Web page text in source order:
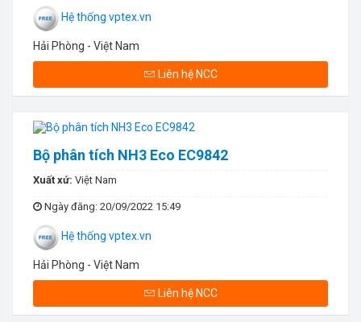
Hệ thống vptex.vn
Hải Phòng - Việt Nam
Liên hệ NCC
Bộ phân tích NH3 Eco EC9842
Xuất xứ: Việt Nam
Ngày đăng: 20/09/2022 15:49
Hệ thống vptex.vn
Hải Phòng - Việt Nam
Liên hệ NCC